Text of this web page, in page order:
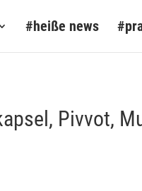
#heiße news
Pivvot,